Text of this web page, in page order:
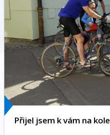
Přijel jsem k vám na kole